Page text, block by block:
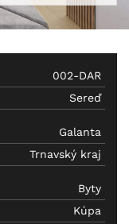
002-DAR
Sereď
Galanta
Trnavský kraj
Byty
Kúpa